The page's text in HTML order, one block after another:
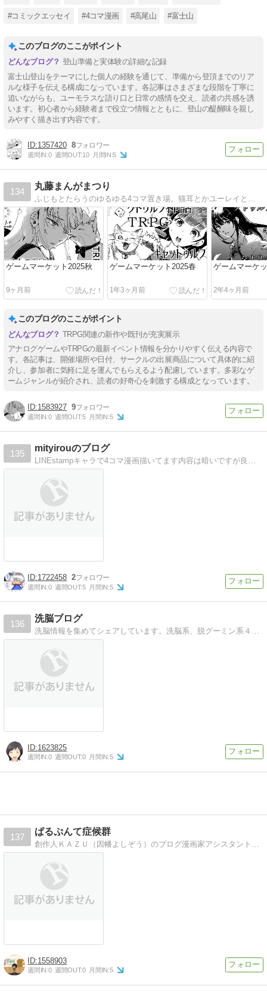
#コミックエッセイ #4コマ漫画 #高尾山 #富士山
このブログのここがポイント
登山準備と実体験の詳細な記録
富士山登山をテーマにした個人の経験を通じて、準備から登頂までのリア
ルな様子を伝える構成になっています。各記事はさまざまな段階を丁寧に
追いながらも、ユーモラスな語り口と日常の感情を交え、読者の共感を誘
います。初心者から経験者まで役立つ情報とともに、登山の醍醐味を親し
みやすく描き出す内容です。
1357420 8
週間IN:0 週間OUT:10 月間IN:5
134
丸藤まんがまつり
ふじもとたらうのゆるゆる4コマ置き場。猫耳とかユーレイとか。
ゲームマーケット2025秋
9ヶ月前
ゲームマーケット2025春
1年3ヶ月前
ゲームマーケ
2年4ヶ月前
このブログのここがポイント
TRPG関連の新作や既刊が充実展示
アナログゲームやTRPGの最新イベント情報を分かりやすく伝える内容で
す。各記事は、開催場所や日付、サークルの出展商品について具体的に紹
介し、参加者に気軽に足を運んでもらえるよう配慮しています。多彩なゲ
ームジャンルが紹介され、読者の好奇心を刺激する構成となっています。
1583927 9
週間IN:0 週間OUT:5 月間IN:5
135
mityirouのブログ
LINEstampキャラで4コマ漫画描いてます内容は暗いですが良かったら見てください
1722458 2
週間IN:0 週間OUT:5 月間IN:5
136
洗脳ブログ
洗脳情報を集めてシェアしています。洗脳系、脱グーミン系４コマ漫画です。
1623825
週間IN:0 週間OUT:0 月間IN:5
137
ぱるぷんて症候群
創作人ＫＡＺＵ（因幡よしぞう）のブログ漫画家アシスタント等を経て、現在はフリーの創作人として活動中
1558903
週間IN:0 週間OUT:0 月間IN:5